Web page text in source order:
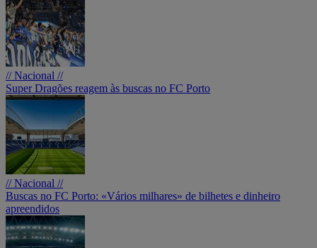
// Nacional //
Super Dragões reagem às buscas no FC Porto
// Nacional //
Buscas no FC Porto: «Vários milhares» de bilhetes e dinheiro
apreendidos